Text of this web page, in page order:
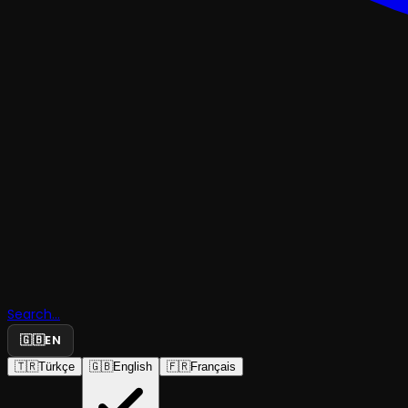
Search...
🇬🇧EN
🇹🇷Türkçe 🇬🇧English 🇫🇷Français
Partisi